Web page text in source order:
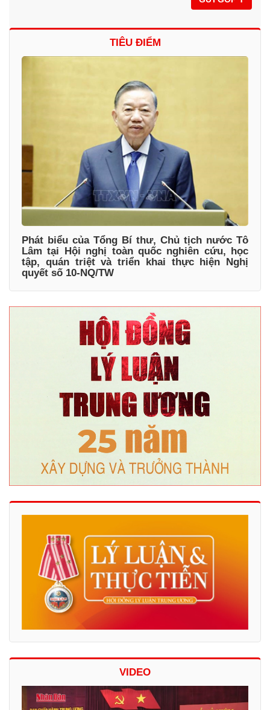
TIÊU ĐIỂM
Phát biểu của Tổng Bí thư, Chủ tịch nước Tô
Lâm tại Hội nghị toàn quốc nghiên cứu, học
tập, quán triệt và triển khai thực hiện Nghị
quyết số 10-NQ/TW
VIDEO